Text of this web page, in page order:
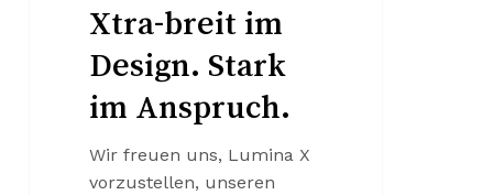
Xtra-breit im
Design. Stark
im Anspruch.
Wir freuen uns, Lumina X
vorzustellen, unseren